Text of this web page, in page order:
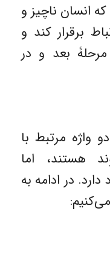
انسان ناچیز و
برقرار کند و
بعد و در
واژه مرتبط با
هستند، اما
در ادامه به